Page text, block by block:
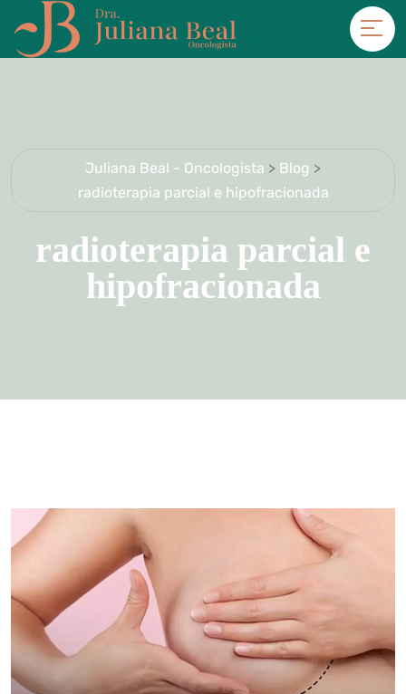
Juliana Beal - Oncologista > Blog >
radioterapia parcial e hipofracionada
radioterapia parcial e
hipofracionada